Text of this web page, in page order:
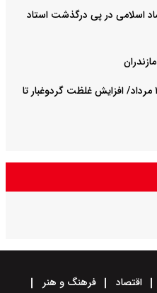
اسلامی در پی درگذشت استاد
پیش بینی هواشناسی قم فردا شنبه ۱۷ مرداد/ افزایش غلظت گردوغبار تا
اقتصاد
فرهنگ و هنر